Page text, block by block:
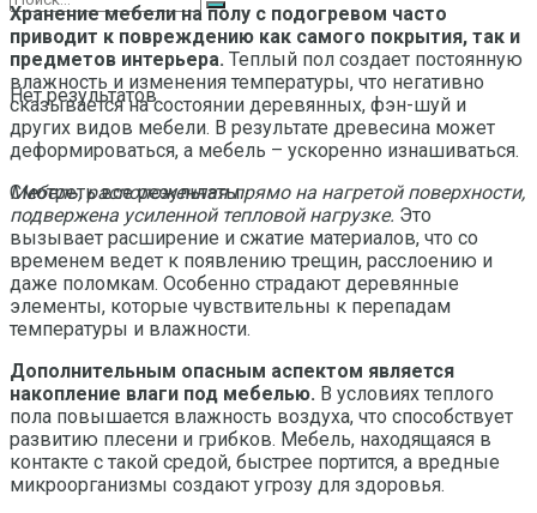
Нет результатов
Смотреть все результаты
Хранение мебели на полу с подогревом часто
приводит к повреждению как самого покрытия, так и
предметов интерьера. Теплый пол создает постоянную
влажность и изменения температуры, что негативно
сказывается на состоянии деревянных, фэн-шуй и
других видов мебели. В результате древесина может
деформироваться, а мебель – ускоренно изнашиваться.
Мебель, расположенная прямо на нагретой поверхности,
подвержена усиленной тепловой нагрузке. Это
вызывает расширение и сжатие материалов, что со
временем ведет к появлению трещин, расслоению и
даже поломкам. Особенно страдают деревянные
элементы, которые чувствительны к перепадам
температуры и влажности.
Дополнительным опасным аспектом является
накопление влаги под мебелью. В условиях теплого
пола повышается влажность воздуха, что способствует
развитию плесени и грибков. Мебель, находящаяся в
контакте с такой средой, быстрее портится, а вредные
микроорганизмы создают угрозу для здоровья.